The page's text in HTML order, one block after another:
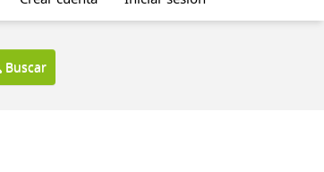
Buscar